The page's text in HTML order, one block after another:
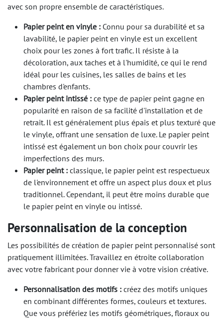
avec son propre ensemble de caractéristiques.
Papier peint en vinyle : Connu pour sa durabilité et sa
lavabilité, le papier peint en vinyle est un excellent
choix pour les zones à fort trafic. Il résiste à la
décoloration, aux taches et à l'humidité, ce qui le rend
idéal pour les cuisines, les salles de bains et les
chambres d'enfants.
Papier peint intissé : ce type de papier peint gagne en
popularité en raison de sa facilité d'installation et de
retrait. Il est généralement plus épais et plus texturé que
le vinyle, offrant une sensation de luxe. Le papier peint
intissé est également un bon choix pour couvrir les
imperfections des murs.
Papier peint : classique, le papier peint est respectueux
de l'environnement et offre un aspect plus doux et plus
traditionnel. Cependant, il peut être moins durable que
le papier peint en vinyle ou intissé.
Personnalisation de la conception
Les possibilités de création de papier peint personnalisé sont
pratiquement illimitées. Travaillez en étroite collaboration
avec votre fabricant pour donner vie à votre vision créative.
Personnalisation des motifs : créez des motifs uniques
en combinant différentes formes, couleurs et textures.
Que vous préfériez les motifs géométriques, floraux ou